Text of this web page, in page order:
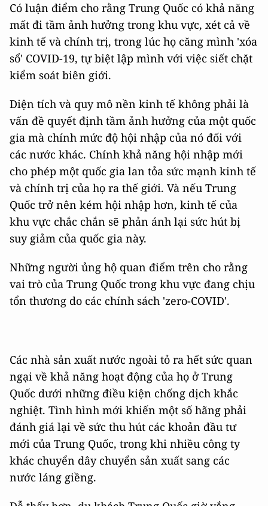
Có luận điểm cho rằng Trung Quốc có khả năng
mất đi tầm ảnh hưởng trong khu vực, xét cả về
kinh tế và chính trị, trong lúc họ căng mình 'xóa
sổ' COVID-19, tự biệt lập mình với việc siết chặt
kiểm soát biên giới.
Diện tích và quy mô nền kinh tế không phải là
vấn đề quyết định tầm ảnh hưởng của một quốc
gia mà chính mức độ hội nhập của nó đối với
các nước khác. Chính khả năng hội nhập mới
cho phép một quốc gia lan tỏa sức mạnh kinh tế
và chính trị của họ ra thế giới. Và nếu Trung
Quốc trở nên kém hội nhập hơn, kinh tế của
khu vực chắc chắn sẽ phản ánh lại sức hút bị
suy giảm của quốc gia này.
Những người ủng hộ quan điểm trên cho rằng
vai trò của Trung Quốc trong khu vực đang chịu
tổn thương do các chính sách 'zero-COVID'.
Các nhà sản xuất nước ngoài tỏ ra hết sức quan
ngại về khả năng hoạt động của họ ở Trung
Quốc dưới những điều kiện chống dịch khắc
nghiệt. Tình hình mới khiến một số hãng phải
đánh giá lại về sức thu hút các khoản đầu tư
mới của Trung Quốc, trong khi nhiều công ty
khác chuyển dây chuyển sản xuất sang các
nước láng giềng.